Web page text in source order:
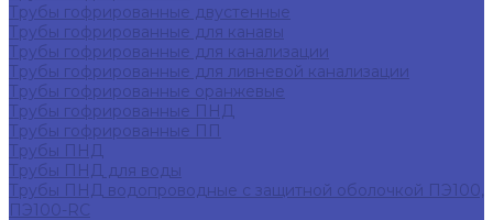
Трубы гофрированные двустенные
Трубы гофрированные для канавы
Трубы гофрированные для канализации
Трубы гофрированные для ливневой канализации
Трубы гофрированные оранжевые
Трубы гофрированные ПНД
Трубы гофрированные ПП
Трубы ПНД
Трубы ПНД для воды
Трубы ПНД водопроводные с защитной оболочкой ПЭ100,
ПЭ100-RC